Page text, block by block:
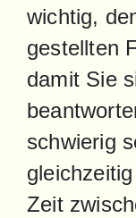
wichtig,
gestellten
damit Sie
schwierig
Zeit